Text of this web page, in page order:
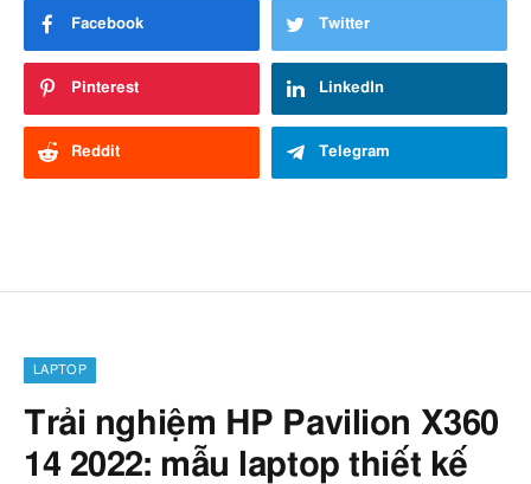
Facebook Twitter
Pinterest LinkedIn
Reddit Telegram
LAPTOP
Trải nghiệm HP Pavilion X360
14 2022: mẫu laptop thiết kế